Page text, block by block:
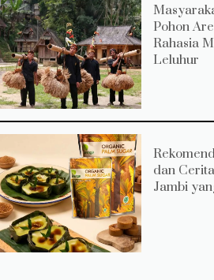
Pohon
Rahasia
Leluhur
dan
Jambi